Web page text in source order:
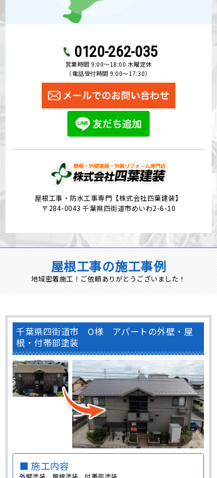
0120-262-035
営業時間 9:00〜18:00 木曜定休
（電話受付時間 9:00〜17:30）
屋根工事・防水工事専門【株式会社四葉建装】
〒284-0043 千葉県四街道市めいわ2-6-10
屋根工事の施工事例
地域密着施工！ご依頼ありがとうございました！
千葉県四街道市 O様 アパートの外壁・屋
根・付帯部塗装
■ 施工内容
外壁塗装、屋根塗装、付帯部塗装